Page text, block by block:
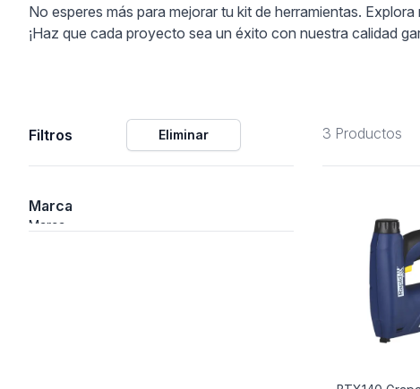
No esperes más para mejorar tu kit de herramientas.
¡Haz que cada proyecto sea un éxito con nuestra calidad
Filtros Eliminar
Marca
Marca
3 Productos